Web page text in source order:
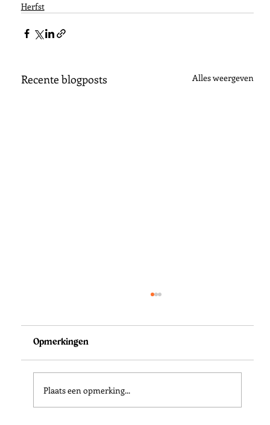
Herfst
Recente blogposts Alles weergeven
Opmerkingen
Plaats een opmerking...